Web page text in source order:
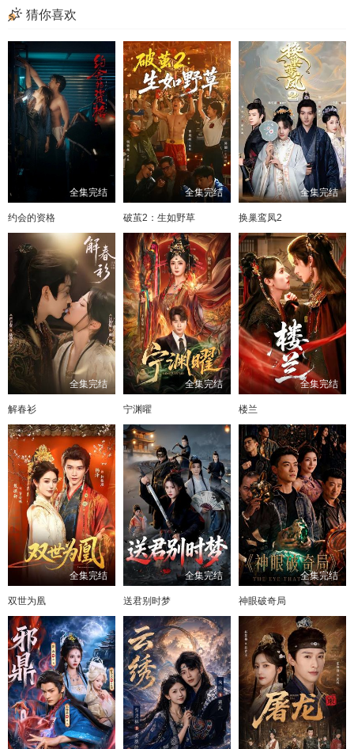
猜你喜欢
全集完结
约会的资格
全集完结
破茧2：生如野草
全集完结
换巢鸾凤2
全集完结
解春衫
全集完结
宁渊曜
全集完结
楼兰
全集完结
双世为凰
全集完结
送君别时梦
全集完结
神眼破奇局